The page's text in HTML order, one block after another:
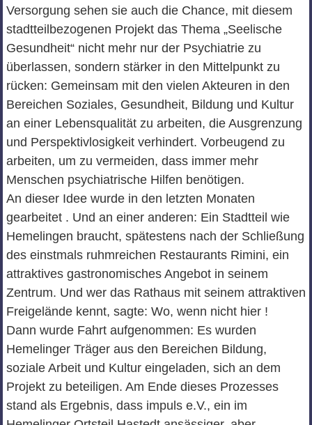
Versorgung sehen sie auch die Chance, mit diesem
stadtteilbezogenen Projekt das Thema „Seelische
Gesundheit“ nicht mehr nur der Psychiatrie zu
überlassen, sondern stärker in den Mittelpunkt zu
rücken: Gemeinsam mit den vielen Akteuren in den
Bereichen Soziales, Gesundheit, Bildung und Kultur
an einer Lebensqualität zu arbeiten, die Ausgrenzung
und Perspektivlosigkeit verhindert. Vorbeugend zu
arbeiten, um zu vermeiden, dass immer mehr
Menschen psychiatrische Hilfen benötigen.
An dieser Idee wurde in den letzten Monaten
gearbeitet . Und an einer anderen: Ein Stadtteil wie
Hemelingen braucht, spätestens nach der Schließung
des einstmals ruhmreichen Restaurants Rimini, ein
attraktives gastronomisches Angebot in seinem
Zentrum. Und wer das Rathaus mit seinem attraktiven
Freigelände kennt, sagte: Wo, wenn nicht hier !
Dann wurde Fahrt aufgenommen: Es wurden
Hemelinger Träger aus den Bereichen Bildung,
soziale Arbeit und Kultur eingeladen, sich an dem
Projekt zu beteiligen. Am Ende dieses Prozesses
stand als Ergebnis, dass impuls e.V., ein im